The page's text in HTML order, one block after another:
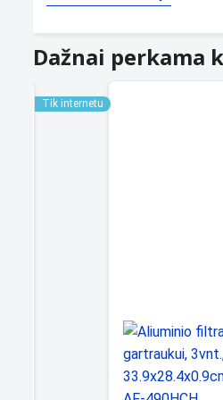
Dažnai perkama
Tik internetu